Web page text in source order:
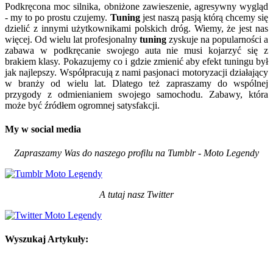
Podkręcona moc silnika, obniżone zawieszenie, agresywny wygląd
- my to po prostu czujemy. Tuningjest naszą pasją którą chcemy się
dzielić z innymi użytkownikami polskich dróg. Wiemy, że jest nas
więcej. Od wielu lat profesjonalny tuning zyskuje na popularności a
zabawa w podkręcanie swojego auta nie musi kojarzyć się z
brakiem klasy. Pokazujemy co i gdzie zmienić aby efekt tuningu był
jak najlepszy. Współpracują z nami pasjonaci motoryzacji działający
w branży od wielu lat. Dlatego też zapraszamy do wspólnej
przygody z odmienianiem swojego samochodu. Zabawy, która
może być źródłem ogromnej satysfakcji.
My w social media
Zapraszamy Was do naszego profilu na Tumblr - Moto Legendy
A tutaj nasz Twitter
Wyszukaj Artykuły: